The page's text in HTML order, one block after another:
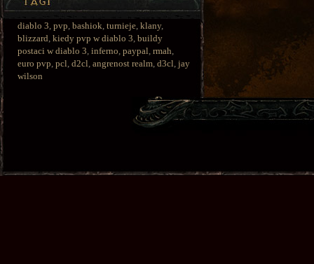
diablo 3, pvp, bashiok, turnieje, klany,
blizzard, kiedy pvp w diablo 3, buildy
postaci w diablo 3, inferno, paypal, rmah,
euro pvp, pcl, d2cl, angrenost realm, d3cl, jay
wilson